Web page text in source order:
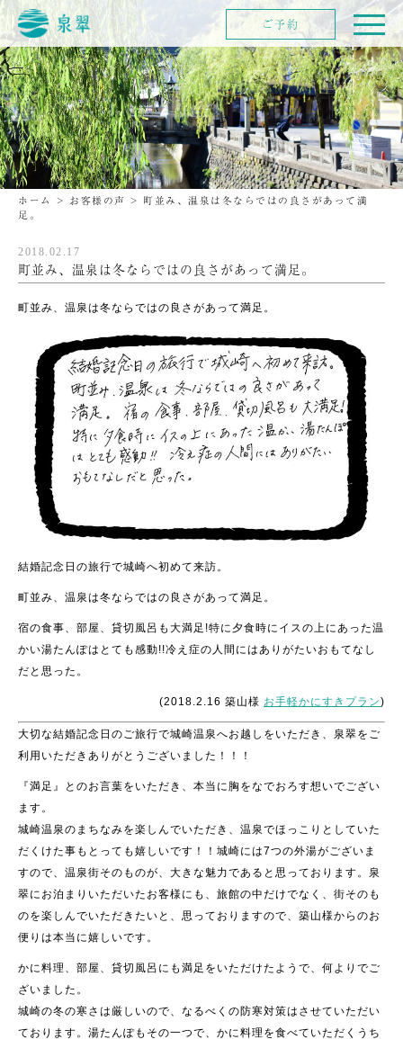
ホーム > お客様の声 > 町並み、温泉は冬ならではの良さがあって満
足。
2018.02.17
町並み、温泉は冬ならではの良さがあって満足。
町並み、温泉は冬ならではの良さがあって満足。
結婚記念日の旅行で城崎へ初めて来訪。
町並み、温泉は冬ならではの良さがあって満足。
宿の食事、部屋、貸切風呂も大満足!特に夕食時にイスの上にあった温
かい湯たんぽはとても感動!!冷え症の人間にはありがたいおもてなし
だと思った。
(2018.2.16 築山様 お手軽かにすきプラン)
大切な結婚記念日のご旅行で城崎温泉へお越しをいただき、泉翠をご
利用いただきありがとうございました！！！
『満足』とのお言葉をいただき、本当に胸をなでおろす想いでござい
ます。
城崎温泉のまちなみを楽しんでいただき、温泉でほっこりとしていた
だくけた事もとっても嬉しいです！！城崎には7つの外湯がございま
すので、温泉街そのものが、大きな魅力であると思っております。泉
翠にお泊まりいただいたお客様にも、旅館の中だけでなく、街そのも
のを楽しんでいただきたいと、思っておりますので、築山様からのお
便りは本当に嬉しいです。
かに料理、部屋、貸切風呂にも満足をいただけたようで、何よりでご
ざいました。
城崎の冬の寒さは厳しいので、なるべくの防寒対策はさせていただい
ております。湯たんぽもその一つで、かに料理を食べていただくうち
ご予約